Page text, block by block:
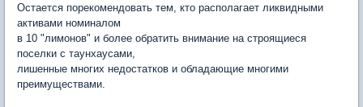
Остается порекомендовать тем, кто располагает ликвидными
активами номиналом
в 10 "лимонов" и более обратить внимание на строящиеся
поселки с таунхаусами,
лишенные многих недостатков и обладающие многими
преимуществами.